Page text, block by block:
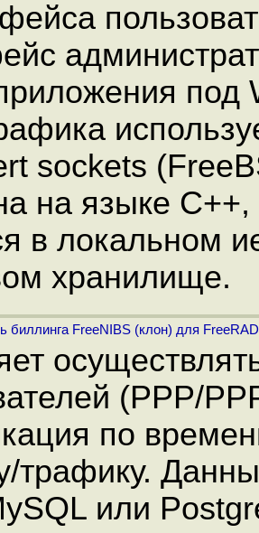
под
sockets
на языке
в локальном
хранилище.
биллинга FreeNIBS (клон) для
(PPP/
по
трафику.
или